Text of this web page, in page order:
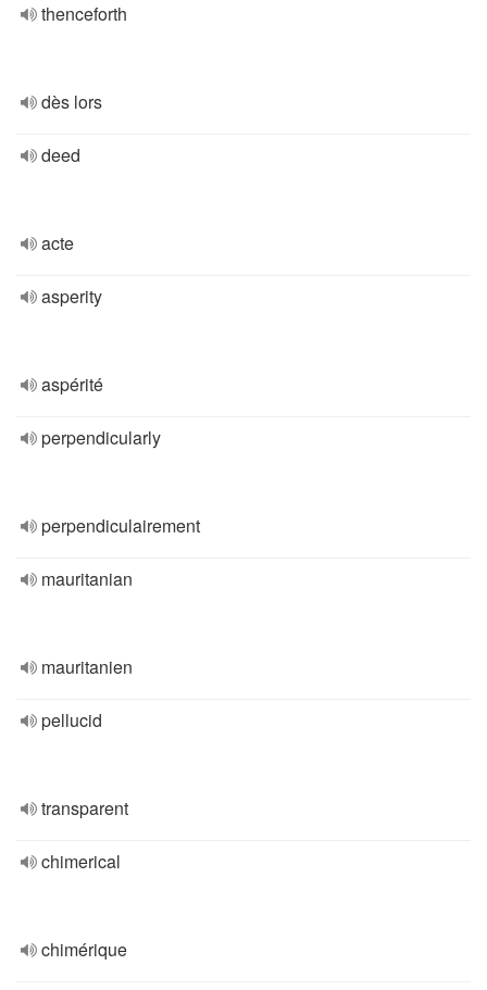
thenceforth
dès lors
deed
acte
asperity
aspérité
perpendicularly
perpendiculairement
mauritanian
mauritanien
pellucid
transparent
chimerical
chimérique